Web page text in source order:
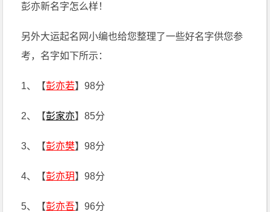
彭亦新名字怎么样！
另外大运起名网小编也给您整理了一些好名字供您参
考，名字如下所示：
1、【彭亦若】98分
2、【彭家亦】85分
3、【彭亦樊】98分
4、【彭亦玥】98分
5、【彭亦吾】96分